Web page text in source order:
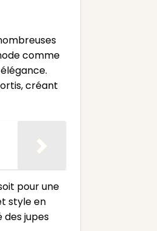
comme
créant
pour une
style en
des jupes